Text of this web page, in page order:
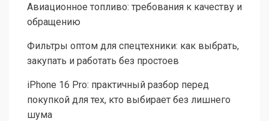
Авиационное топливо: требования к качеству и
обращению
Фильтры оптом для спецтехники: как выбрать,
закупать и работать без простоев
iPhone 16 Pro: практичный разбор перед
покупкой для тех, кто выбирает без лишнего
шума